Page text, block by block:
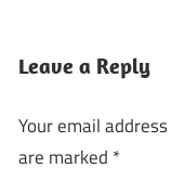
Leave a Reply
Your email
are marked *